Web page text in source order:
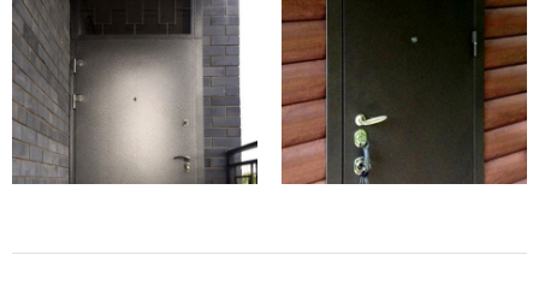
квартиры, наличие тамбура и климат. Жильцы первых этажей с
большой проходимостью рассматривают блоки с шумоизоляцией.
Помещения без карманов требуют конструкции высокой
взломостойкости. В холодных зданиях повышен спрос на тёплые
образцы.
Наша компания производит современные двери «под ключ»,
Индивидуальные решения для квартиры